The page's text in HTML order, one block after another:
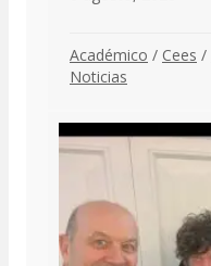
Académico / Cees /
Noticias